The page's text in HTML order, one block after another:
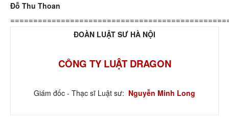
Đỗ Thu Thoan
ĐOÀN LUẬT SƯ HÀ NỘI
CÔNG TY LUẬT DRAGON
Giám đốc - Thạc sĩ Luật sư: Nguyễn Minh Long